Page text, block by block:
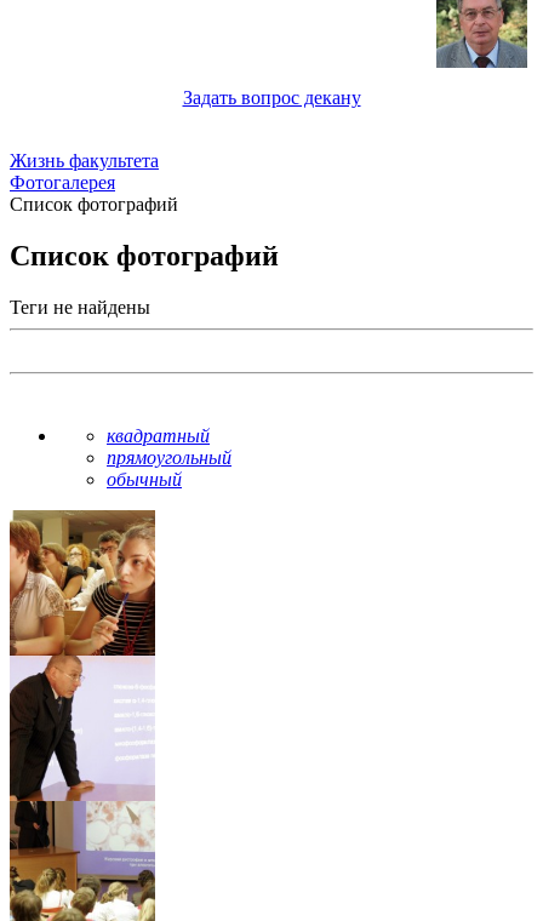
Задать вопрос декану
Жизнь факультета
Фотогалерея
Список фотографий
Список фотографий
Теги не найдены
квадратный
прямоугольный
обычный